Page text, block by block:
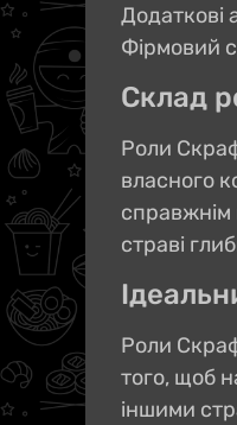
Додаткові
Фірмовий
Склад
Роли
власного
справжнім
страві
Роли
того, щоб
іншими